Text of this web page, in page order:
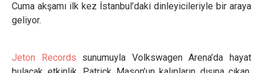
Cuma akşamı ilk kez İstanbul’daki dinleyicileriyle bir araya
geliyor.
Jeton Records sunumuyla Volkswagen Arena’da hayat